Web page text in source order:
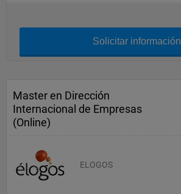
Solicitar información
Master en Dirección
Internacional de Empresas
(Online)
ELOGOS